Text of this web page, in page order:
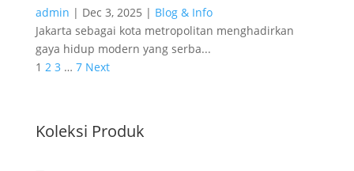
admin | Dec 3, 2025 | Blog & Info
Jakarta sebagai kota metropolitan menghadirkan
gaya hidup modern yang serba...
1 2 3 … 7 Next
Koleksi Produk